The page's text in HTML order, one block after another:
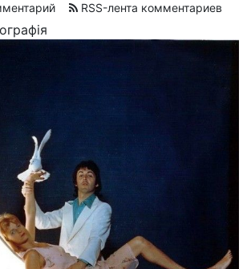
RSS-лента комментариев